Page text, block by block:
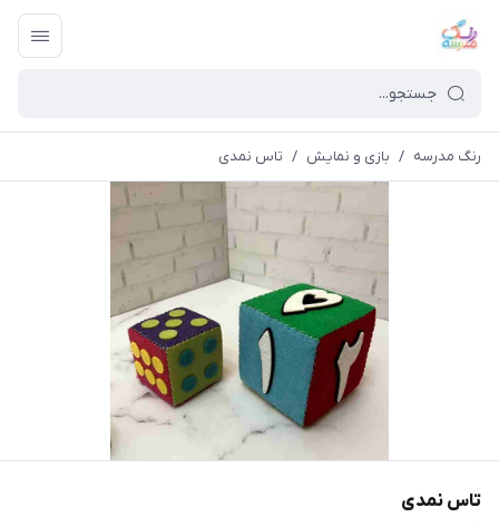
رنگ مدرسه / بازی و نمایش / تاس نمدی
تاس نمدی